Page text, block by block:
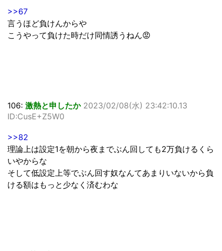
>>67
言うほど負けんからや
こうやって負けた時だけ同情誘うねん😡
106: 激熱と申したか 2023/02/08(水) 23:42:10.13
ID:CusE+Z5W0
>>82
理論上は設定1を朝から夜までぶん回しても2万負けるくら
いやからな
そして低設定上等でぶん回す奴なんてあまりいないから負
ける額はもっと少なく済むわな